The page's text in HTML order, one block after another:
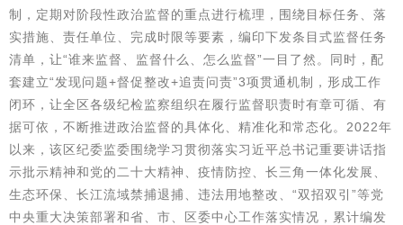
制，定期对阶段性政治监督的重点进行梳理，围绕目标任务、落
实措施、责任单位、完成时限等要素，编印下发条目式监督任务
清单，让“谁来监督、监督什么、怎么监督”一目了然。同时，配
套建立“发现问题+督促整改+追责问责”3项贯通机制，形成工作
闭环，让全区各级纪检监察组织在履行监督职责时有章可循、有
据可依，不断推进政治监督的具体化、精准化和常态化。2022年
以来，该区纪委监委围绕学习贯彻落实习近平总书记重要讲话指
示批示精神和党的二十大精神、疫情防控、长三角一体化发展、
生态环保、长江流域禁捕退捕、违法用地整改、“双招双引”等党
中央重大决策部署和省、市、区委中心工作落实情况，累计编发